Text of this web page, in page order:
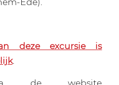
deze excursie is
.
de website